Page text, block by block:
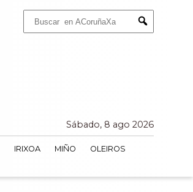
Submit
Sábado, 8 ago 2026
IRIXOA MIÑO
OLEIROS